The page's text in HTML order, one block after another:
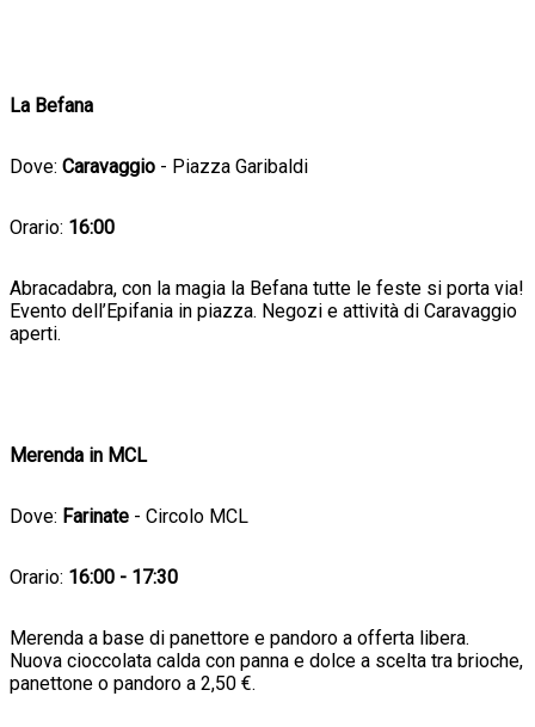
La Befana
Dove: Caravaggio - Piazza Garibaldi
Orario: 16:00
Abracadabra, con la magia la Befana tutte le feste si porta via!
Evento dell’Epifania in piazza. Negozi e attività di Caravaggio
aperti.
Merenda in MCL
Dove: Farinate - Circolo MCL
Orario: 16:00 - 17:30
Merenda a base di panettore e pandoro a offerta libera.
Nuova cioccolata calda con panna e dolce a scelta tra brioche,
panettone o pandoro a 2,50 €.